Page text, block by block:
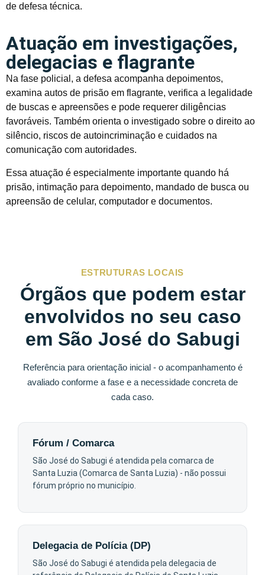
de defesa técnica.
Atuação em investigações,
delegacias e flagrante
Na fase policial, a defesa acompanha depoimentos,
examina autos de prisão em flagrante, verifica a legalidade
de buscas e apreensões e pode requerer diligências
favoráveis. Também orienta o investigado sobre o direito ao
silêncio, riscos de autoincriminação e cuidados na
comunicação com autoridades.
Essa atuação é especialmente importante quando há
prisão, intimação para depoimento, mandado de busca ou
apreensão de celular, computador e documentos.
ESTRUTURAS LOCAIS
Órgãos que podem estar
envolvidos no seu caso
em São José do Sabugi
Referência para orientação inicial - o acompanhamento é
avaliado conforme a fase e a necessidade concreta de
cada caso.
Fórum / Comarca
São José do Sabugi é atendida pela comarca de
Santa Luzia (Comarca de Santa Luzia) - não possui
fórum próprio no município.
Delegacia de Polícia (DP)
São José do Sabugi é atendida pela delegacia de